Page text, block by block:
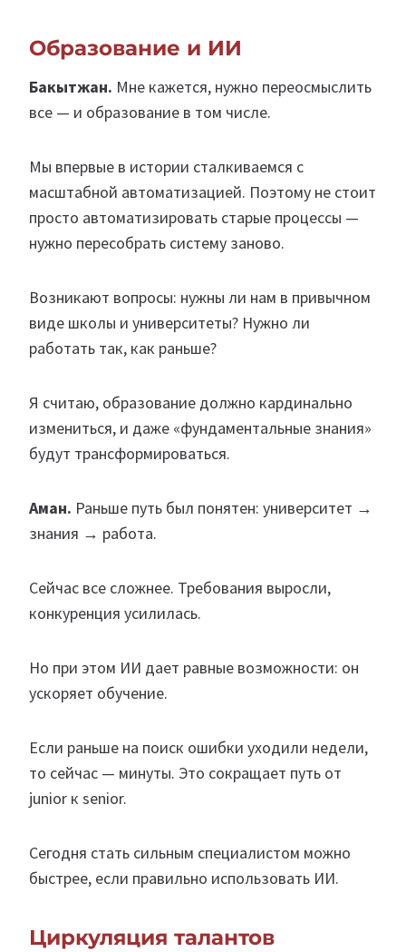
Образование и ИИ
Бакытжан. Мне кажется, нужно переосмыслить
все — и образование в том числе.
Мы впервые в истории сталкиваемся с
масштабной автоматизацией. Поэтому не стоит
просто автоматизировать старые процессы —
нужно пересобрать систему заново.
Возникают вопросы: нужны ли нам в привычном
виде школы и университеты? Нужно ли
работать так, как раньше?
Я считаю, образование должно кардинально
измениться, и даже «фундаментальные знания»
будут трансформироваться.
Аман. Раньше путь был понятен: университет →
знания → работа.
Сейчас все сложнее. Требования выросли,
конкуренция усилилась.
Но при этом ИИ дает равные возможности: он
ускоряет обучение.
Если раньше на поиск ошибки уходили недели,
то сейчас — минуты. Это сокращает путь от
junior к senior.
Сегодня стать сильным специалистом можно
быстрее, если правильно использовать ИИ.
Циркуляция талантов